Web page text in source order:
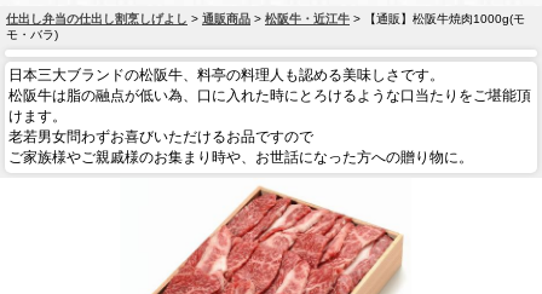
仕出し弁当の仕出し割烹しげよし > 通販商品 > 松阪牛・近江牛 > 【通販】松阪牛焼肉1000g(モ
モ・バラ)
日本三大ブランドの松阪牛、料亭の料理人も認める美味しさです。
松阪牛は脂の融点が低い為、口に入れた時にとろけるような口当たりをご堪能頂
けます。
老若男女問わずお喜びいただけるお品ですので
ご家族様やご親戚様のお集まり時や、お世話になった方への贈り物に。